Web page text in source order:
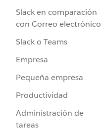
Slack en comparación
con Correo electrónico
Slack o Teams
Empresa
Pequeña empresa
Productividad
Administración de
tareas